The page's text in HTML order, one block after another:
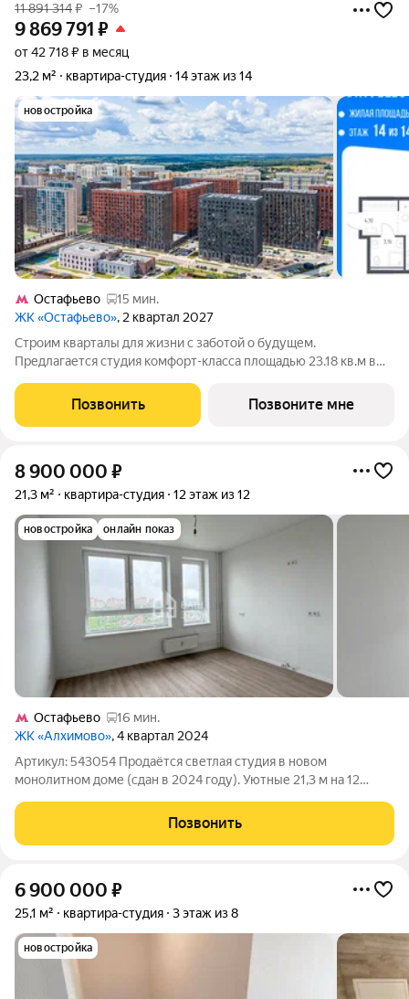
11 891 314₽ –17%
9 869 791 ₽
от 42 718 ₽ в месяц
23,2 м²
квартира-студия 14 этаж из 14
новостройка
Остафьево
15 мин.
ЖК «Остафьево», 2 квартал 2027
Строим кварталы для жизни с заботой о будущем.
Предлагается студия комфорт-класса площадью 23.18 кв.м в
"Остафьево".Застройщик сдает квартиры с отделкой в
нескольких вариантах: предчистовая,
Позвонить Позвоните мне
8 900 000 ₽
21,3 м² квартира-студия 12 этаж из 12
новостройка онлайн показ
Остафьево
16 мин.
ЖК «Алхимово», 4 квартал 2024
Артикул: 543054 Продаётся светлая студия в новом
монолитном доме (сдан в 2024 году). Уютные 21,3 м на 12
минимальной площади. О квартире: -Площадь: 21,3 м -Этаж:
12/12 -Дом: монолитный, закрытая
Позвонить
6 900 000 ₽
25,1 м² квартира-студия 3 этаж из 8
новостройка